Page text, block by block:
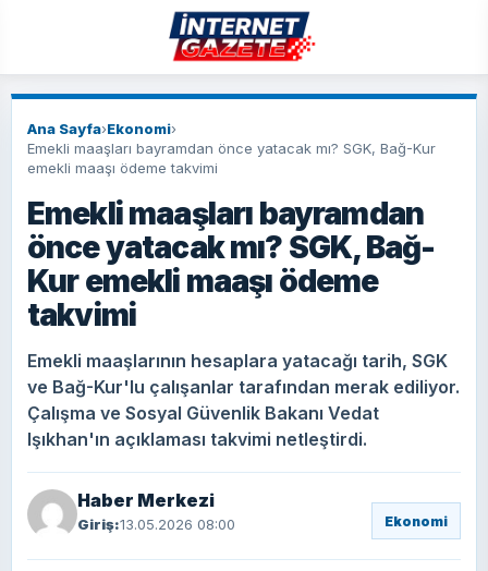
Ana Sayfa›Ekonomi›
Emekli maaşları bayramdan önce yatacak mı? SGK, Bağ-Kur
emekli maaşı ödeme takvimi
Emekli maaşları bayramdan
önce yatacak mı? SGK, Bağ-
Kur emekli maaşı ödeme
takvimi
Emekli maaşlarının hesaplara yatacağı tarih, SGK
ve Bağ-Kur'lu çalışanlar tarafından merak ediliyor.
Çalışma ve Sosyal Güvenlik Bakanı Vedat
Işıkhan'ın açıklaması takvimi netleştirdi.
Haber Merkezi
Giriş:13.05.2026 08:00 Ekonomi